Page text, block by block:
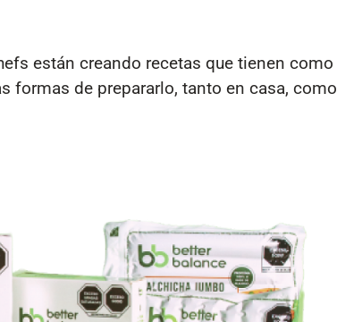
están creando recetas que tienen como
formas de prepararlo, tanto en casa, como